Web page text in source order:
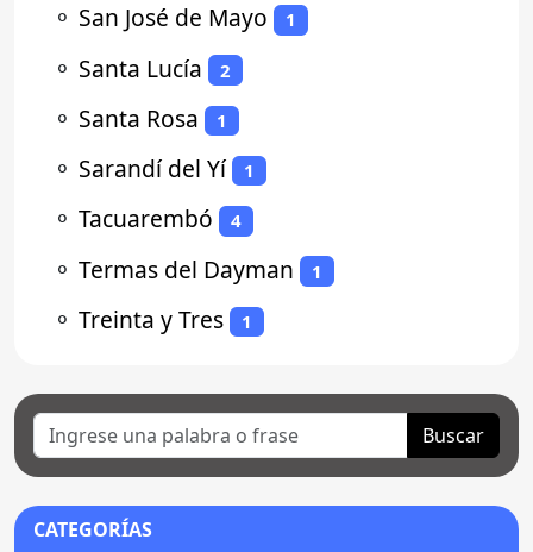
⚬ San José de Mayo 1
⚬ Santa Lucía 2
⚬ Santa Rosa 1
⚬ Sarandí del Yí 1
⚬ Tacuarembó 4
⚬ Termas del Dayman 1
⚬ Treinta y Tres 1
Buscar
CATEGORÍAS